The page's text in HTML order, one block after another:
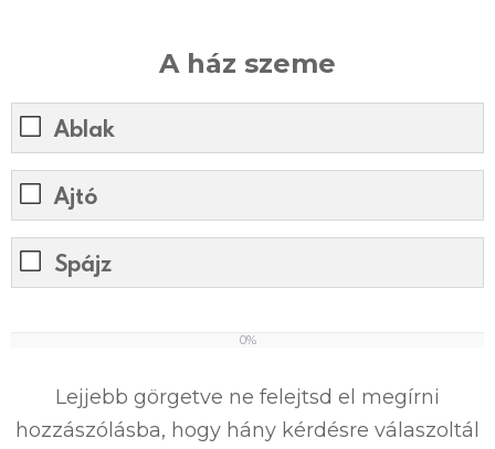
A ház szeme
Ablak
Ajtó
Spájz
0%
Lejjebb görgetve ne felejtsd el megírni
hozzászólásba, hogy hány kérdésre válaszoltál